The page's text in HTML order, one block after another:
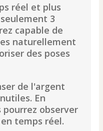
réel et plus
3
capable de
naturellement
des poses
de l'argent
En
observer
temps réel.